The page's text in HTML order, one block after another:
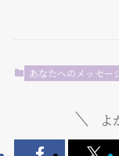
あなたへのメッセー
よ